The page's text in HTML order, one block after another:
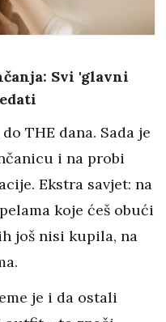
Svi 'glavni
THE dana. Sada je
i na probi
Ekstra savjet: na
koje ćeš obući
još nisi kupila, na
je i da ostali